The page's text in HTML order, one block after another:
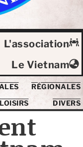
L'association
Le Vietnam
RÉGIONALES
LOISIRS DIVERS